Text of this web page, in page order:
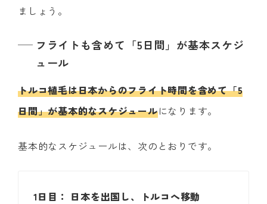
ましょう。
フライトも含めて「5日間」が基本スケジ
ュール
トルコ植毛は日本からのフライト時間を含めて「5
日間」が基本的なスケジュールになります。
基本的なスケジュールは、次のとおりです。
1日目： 日本を出国し、トルコへ移動